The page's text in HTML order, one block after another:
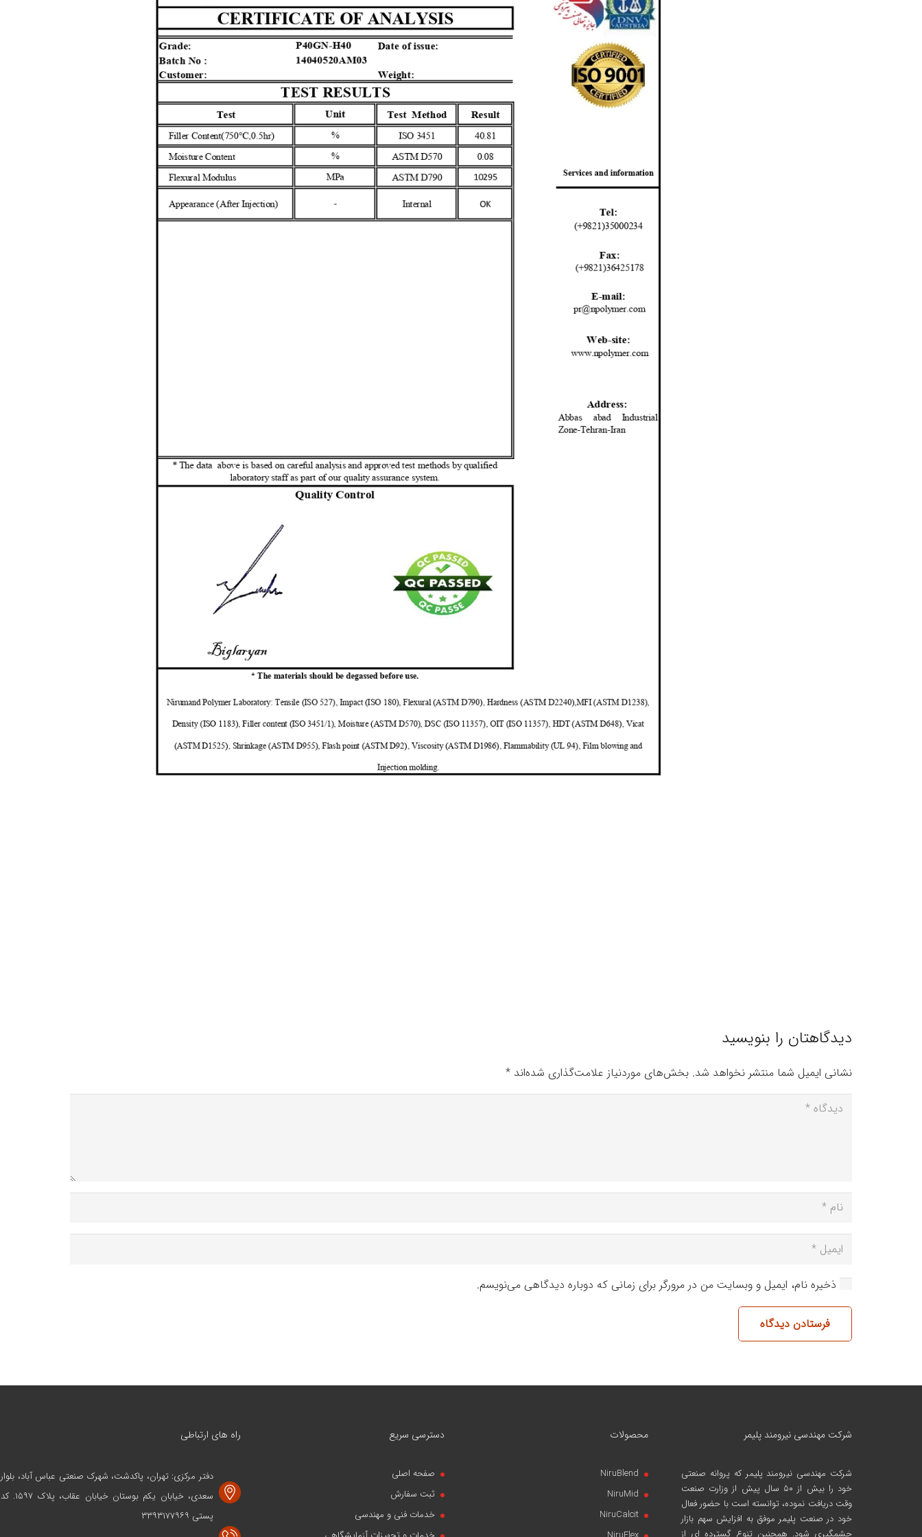
دیدگاهتان را بنویسید
نشانی ایمیل شما منتشر نخواهد شد. بخش‌های موردنیاز علامت‌گذاری شده‌اند *
ذخیره نام، ایمیل و وبسایت من در مرورگر برای زمانی که دوباره دیدگاهی می‌نویسم.
فرستادن دیدگاه
شرکت مهندسی نیرومند پلیمر
شرکت مهندسی نیرومند پلیمرکه پروانه صنعتی
خود را بیش از ۵۰ سال پیش از وزارت صنعت
وقت دریافت نموده، توانسته است با حضور فعال
خود در صنعت پلیمر موفق به افزایش سهم بازار
چشمگیری شود. همچنین تنوع گسترده ای از
محصولات
NiruBlend
NiruMid
NiruCalcit
دسترسی سریع
صفحه اصلی
ثبت سفارش
خدمات فنی و مهندسی
راه های ارتباطی
دفتر مرکزی: تهران، پاکدشت، شهرک صنعتی عباس آباد، بلوار
سعدی، خیابان یکم بوستان خیابان عقاب، پلاک ۱۵۹۷. کد
پستی ۳۳۹۳۱۷۷۹۶۹